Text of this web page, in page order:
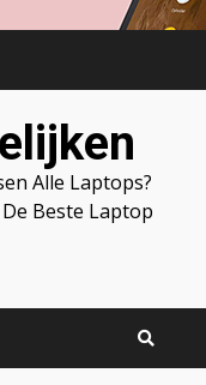
Alle Laptops?
Beste Laptop